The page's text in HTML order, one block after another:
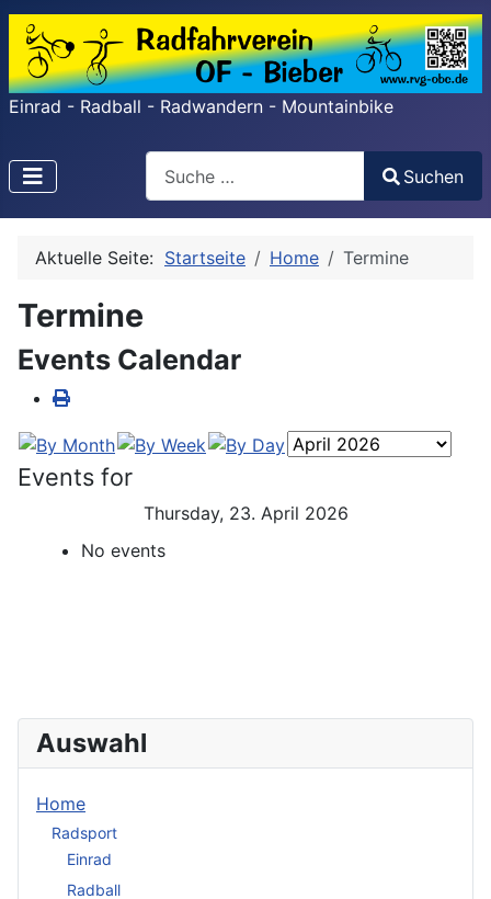
Einrad - Radball - Radwandern - Mountainbike
Search
Type 2 or more characters for results.
Suchen
Aktuelle Seite: Startseite Home Termine
Termine
Events Calendar
Events for
Thursday, 23. April 2026
No events
Auswahl
Home
Radsport
Einrad
Radball